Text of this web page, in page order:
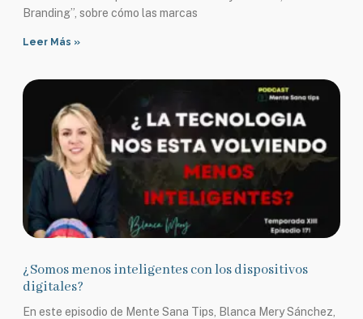
Branding”, sobre cómo las marcas
Leer Más »
¿Somos menos inteligentes con los dispositivos
digitales?
En este episodio de Mente Sana Tips, Blanca Mery Sánchez,